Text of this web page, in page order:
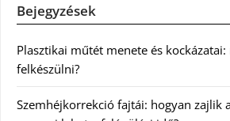
Bejegyzések
Plasztikai műtét menete és
felkészülni?
Szemhéjkorrekció fajtái: hogyan zajlik